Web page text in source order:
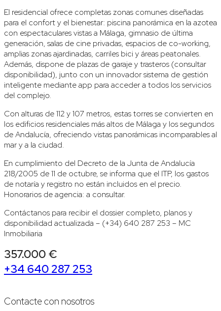
El residencial ofrece completas zonas comunes diseñadas
para el confort y el bienestar: piscina panorámica en la azotea
con espectaculares vistas a Málaga, gimnasio de última
generación, salas de cine privadas, espacios de co-working,
amplias zonas ajardinadas, carriles bici y áreas peatonales.
Además, dispone de plazas de garaje y trasteros (consultar
disponibilidad), junto con un innovador sistema de gestión
inteligente mediante app para acceder a todos los servicios
del complejo.
Con alturas de 112 y 107 metros, estas torres se convierten en
los edificios residenciales más altos de Málaga y los segundos
de Andalucía, ofreciendo vistas panorámicas incomparables al
mar y a la ciudad.
En cumplimiento del Decreto de la Junta de Andalucía
218/2005 de 11 de octubre, se informa que el ITP, los gastos
de notaría y registro no están incluidos en el precio.
Honorarios de agencia: a consultar.
Contáctanos para recibir el dossier completo, planos y
disponibilidad actualizada – (+34) 640 287 253 – MC
Inmobiliaria
357.000 €
+34 640 287 253
Contacte con nosotros